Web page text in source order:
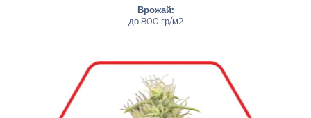
Врожай:
до 800 гр/м2